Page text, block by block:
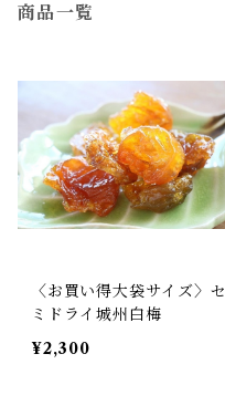
商品一覧
〈お買い得大袋サイズ〉セ
ミドライ城州白梅
¥2,300